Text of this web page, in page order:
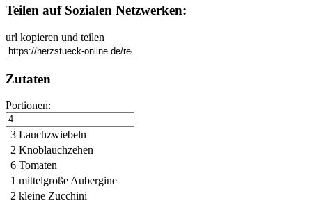
Teilen auf Sozialen Netzwerken:
url kopieren und teilen
Zutaten
Portionen:
3 Lauchzwiebeln
2 Knoblauchzehen
6 Tomaten
1 mittelgroße Aubergine
2 kleine Zucchini